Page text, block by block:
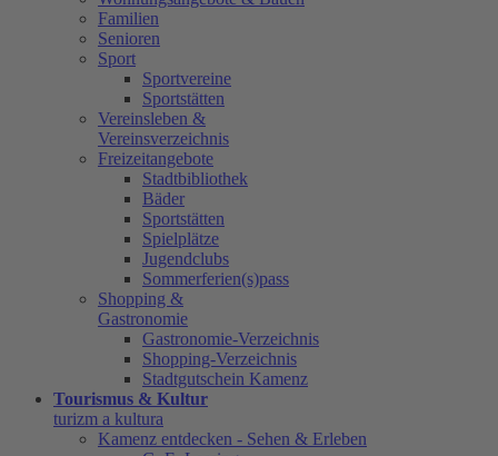
Familien
Senioren
Sport
Sportvereine
Sportstätten
Vereinsleben &
Vereinsverzeichnis
Freizeitangebote
Stadtbibliothek
Bäder
Sportstätten
Spielplätze
Jugendclubs
Sommerferien(s)pass
Shopping &
Gastronomie
Gastronomie-Verzeichnis
Shopping-Verzeichnis
Stadtgutschein Kamenz
Tourismus & Kultur
turizm a kultura
Kamenz entdecken - Sehen & Erleben